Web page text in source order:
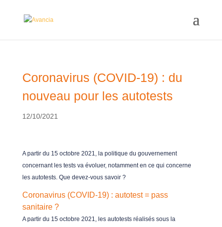
Coronavirus (COVID-19) : du
nouveau pour les autotests
12/10/2021
A partir du 15 octobre 2021, la politique du gouvernement
concernant les tests va évoluer, notamment en ce qui concerne
les autotests. Que devez-vous savoir ?
Coronavirus (COVID-19) : autotest = pass
sanitaire ?
A partir du 15 octobre 2021, les autotests réalisés sous la